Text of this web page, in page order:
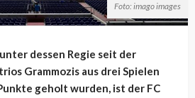
Foto: imago images
dessen Regie seit der
Grammozis aus drei Spielen
geholt wurden, ist der FC